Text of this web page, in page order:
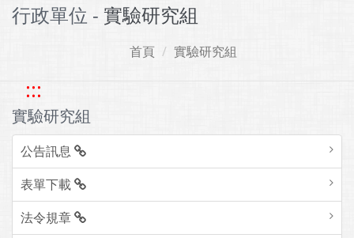
行政單位 - 實驗研究組
首頁 實驗研究組
:::
實驗研究組
公告訊息
表單下載
法令規章